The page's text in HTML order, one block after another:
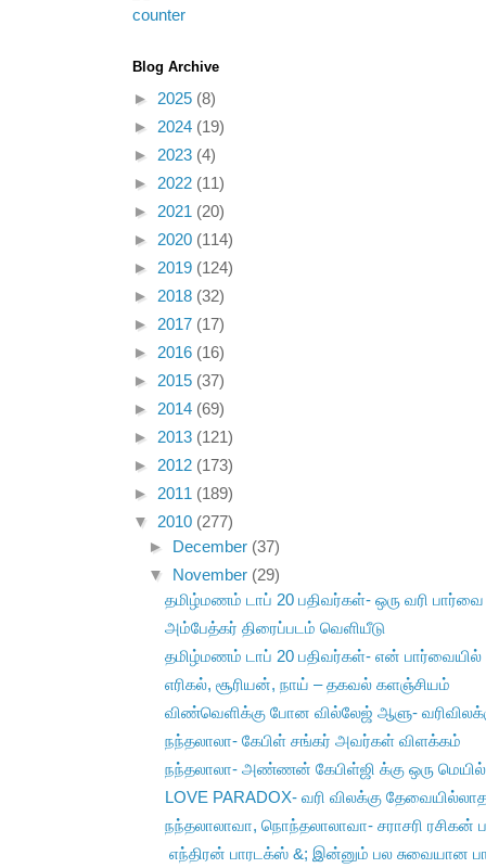
Blog Archive
► 2025 (8)
► 2024 (19)
► 2023 (4)
► 2022 (11)
► 2021 (20)
► 2020 (114)
► 2019 (124)
► 2018 (32)
► 2017 (17)
► 2016 (16)
► 2015 (37)
► 2014 (69)
► 2013 (121)
► 2012 (173)
► 2011 (189)
▼ 2010 (277)
►
December (37)
▼
November (29)
தமிழ்மணம் டாப் 20 பதிவர்கள்- ஒரு வரி பார்வை
அம்பேத்கர் திரைப்படம் வெளியீடு
தமிழ்மணம் டாப் 20 பதிவர்கள்- என் பார்வையில்
எரிகல், சூரியன், நாய் – தகவல் களஞ்சியம்
விண்வெளிக்கு போன வில்லேஜ் ஆளு-
நந்தலாலா- கேபிள் சங்கர் அவர்கள் விளக்கம்
நந்தலாலா- அண்ணன் கேபிள்ஜி க்கு ஒரு
LOVE PARADOX- வரி விலக்கு
நந்தலாலாவா, நொந்தலாலாவா- சராசரி ரசிகன்
எந்திரன் பாரடக்ஸ் &; இன்னும் பல சுவையான